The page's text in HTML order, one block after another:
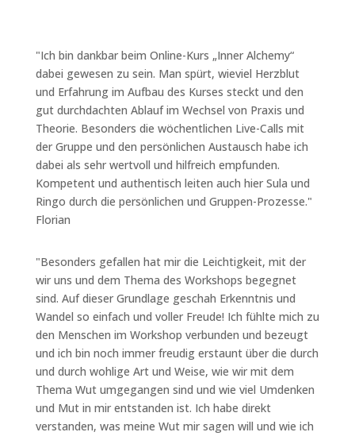
"Ich bin dankbar beim Online-Kurs „Inner Alchemy“
dabei gewesen zu sein. Man spürt, wieviel Herzblut
und Erfahrung im Aufbau des Kurses steckt und den
gut durchdachten Ablauf im Wechsel von Praxis und
Theorie. Besonders die wöchentlichen Live-Calls mit
der Gruppe und den persönlichen Austausch habe ich
dabei als sehr wertvoll und hilfreich empfunden.
Kompetent und authentisch leiten auch hier Sula und
Ringo durch die persönlichen und Gruppen-Prozesse."
Florian
"Besonders gefallen hat mir die Leichtigkeit, mit der
wir uns und dem Thema des Workshops begegnet
sind. Auf dieser Grundlage geschah Erkenntnis und
Wandel so einfach und voller Freude! Ich fühlte mich zu
den Menschen im Workshop verbunden und bezeugt
und ich bin noch immer freudig erstaunt über die durch
und durch wohlige Art und Weise, wie wir mit dem
Thema Wut umgegangen sind und wie viel Umdenken
und Mut in mir entstanden ist. Ich habe direkt
verstanden, was meine Wut mir sagen will und wie ich